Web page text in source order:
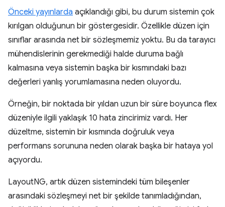
Önceki yayınlarda açıklandığı gibi, bu durum sistemin çok
kırılgan olduğunun bir göstergesidir. Özellikle düzen için
sınıflar arasında net bir sözleşmemiz yoktu. Bu da tarayıcı
mühendislerinin gerekmediği halde duruma bağlı
kalmasına veya sistemin başka bir kısmındaki bazı
değerleri yanlış yorumlamasına neden oluyordu.
Örneğin, bir noktada bir yıldan uzun bir süre boyunca flex
düzeniyle ilgili yaklaşık 10 hata zincirimiz vardı. Her
düzeltme, sistemin bir kısmında doğruluk veya
performans sorununa neden olarak başka bir hataya yol
açıyordu.
LayoutNG, artık düzen sistemindeki tüm bileşenler
arasındaki sözleşmeyi net bir şekilde tanımladığından,